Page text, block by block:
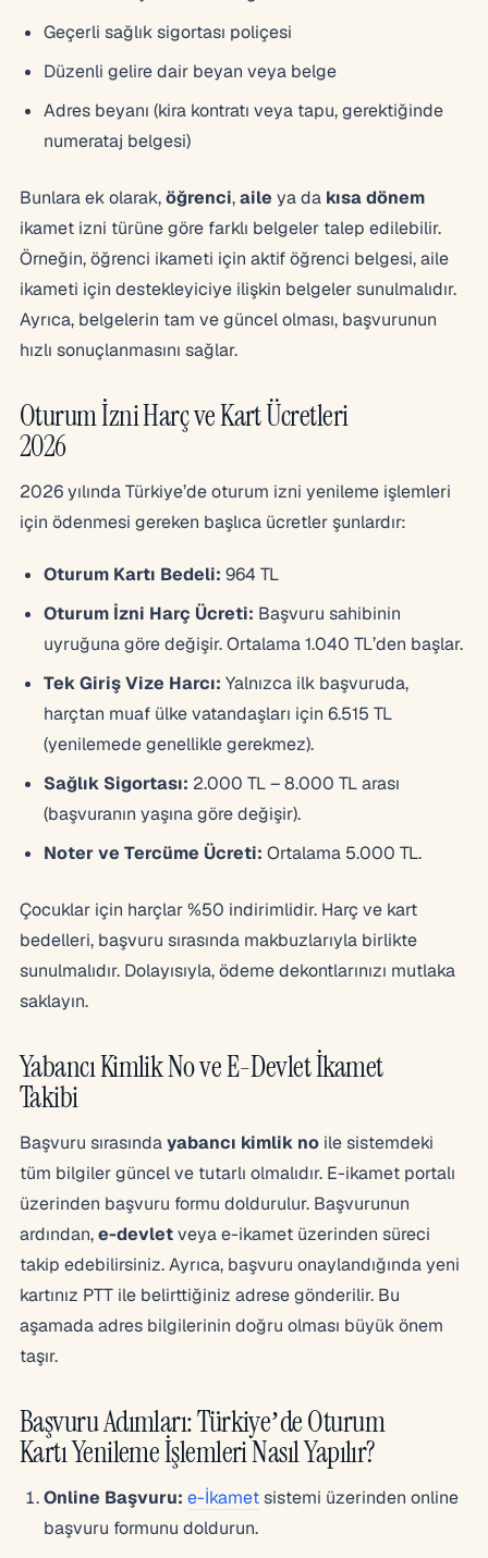
Geçerli sağlık sigortası poliçesi
Düzenli gelire dair beyan veya belge
Adres beyanı (kira kontratı veya tapu, gerektiğinde
numerataj belgesi)
Bunlara ek olarak,öğrenci,aile ya da kısa dönem
ikamet izni türüne göre farklı belgeler talep edilebilir.
Örneğin, öğrenci ikameti için aktif öğrenci belgesi, aile
ikameti için destekleyiciye ilişkin belgeler sunulmalıdır.
Ayrıca, belgelerin tam ve güncel olması, başvurunun
hızlı sonuçlanmasını sağlar.
Oturum İzni Harç ve Kart Ücretleri
2026
2026 yılında Türkiye’de oturum izni yenileme işlemleri
için ödenmesi gereken başlıca ücretler şunlardır:
Oturum Kartı Bedeli: 964 TL
Oturum İzni Harç Ücreti: Başvuru sahibinin
uyruğuna göre değişir. Ortalama 1.040 TL’den başlar.
Tek Giriş Vize Harcı: Yalnızca ilk başvuruda,
harçtan muaf ülke vatandaşları için 6.515 TL
(yenilemede genellikle gerekmez).
Sağlık Sigortası: 2.000 TL – 8.000 TL arası
(başvuranın yaşına göre değişir).
Noter ve Tercüme Ücreti: Ortalama 5.000 TL.
Çocuklar için harçlar %50 indirimlidir. Harç ve kart
bedelleri, başvuru sırasında makbuzlarıyla birlikte
sunulmalıdır. Dolayısıyla, ödeme dekontlarınızı mutlaka
saklayın.
Yabancı Kimlik No ve E-Devlet İkamet
Takibi
Başvuru sırasındayabancı kimlik no ile sistemdeki
tüm bilgiler güncel ve tutarlı olmalıdır. E-ikamet portalı
üzerinden başvuru formu doldurulur. Başvurunun
ardından,e-devletveya e-ikamet üzerinden süreci
takip edebilirsiniz. Ayrıca, başvuru onaylandığında yeni
kartınız PTT ile belirttiğiniz adrese gönderilir. Bu
aşamada adres bilgilerinin doğru olması büyük önem
taşır.
Başvuru Adımları: Türkiye’de Oturum
Kartı Yenileme İşlemleri Nasıl Yapılır?
Online Başvuru: e-İkametsistemi üzerinden online
başvuru formunu doldurun.